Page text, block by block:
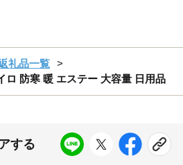
礼品一覧
ロ 防寒 暖 エステー 大容量 日用品
する